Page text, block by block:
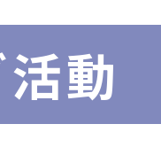
文化クラブ
動